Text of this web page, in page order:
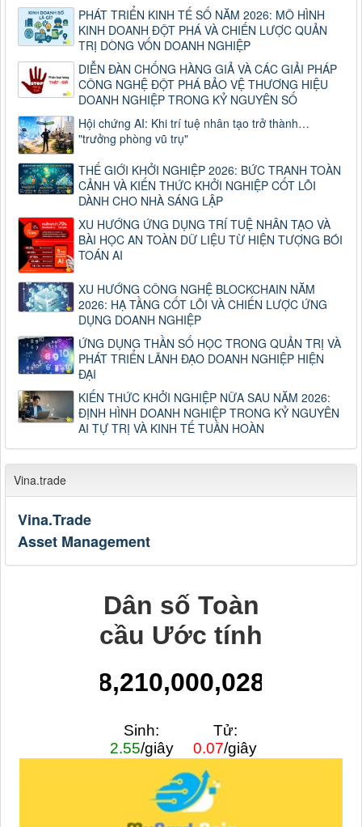
PHÁT TRIỂN KINH TẾ SỐ NĂM 2026: MÔ HÌNH
KINH DOANH ĐỘT PHÁ VÀ CHIẾN LƯỢC QUẢN
TRỊ DÒNG VỐN DOANH NGHIỆP
DIỄN ĐÀN CHỐNG HÀNG GIẢ VÀ CÁC GIẢI PHÁP
CÔNG NGHỆ ĐỘT PHÁ BẢO VỆ THƯƠNG HIỆU
DOANH NGHIỆP TRONG KỶ NGUYÊN SỐ
Hội chứng AI: Khi trí tuệ nhân tạo trở thành…
"trưởng phòng vũ trụ"
THẾ GIỚI KHỞI NGHIỆP 2026: BỨC TRANH TOÀN
CẢNH VÀ KIẾN THỨC KHỞI NGHIỆP CỐT LÕI
DÀNH CHO NHÀ SÁNG LẬP
XU HƯỚNG ỨNG DỤNG TRÍ TUỆ NHÂN TẠO VÀ
BÀI HỌC AN TOÀN DỮ LIỆU TỪ HIỆN TƯỢNG BÓI
TOÁN AI
XU HƯỚNG CÔNG NGHỆ BLOCKCHAIN NĂM
2026: HẠ TẦNG CỐT LÕI VÀ CHIẾN LƯỢC ỨNG
DỤNG DOANH NGHIỆP
ỨNG DỤNG THẦN SỐ HỌC TRONG QUẢN TRỊ VÀ
PHÁT TRIỂN LÃNH ĐẠO DOANH NGHIỆP HIỆN
ĐẠI
KIẾN THỨC KHỞI NGHIỆP NỮA SAU NĂM 2026:
ĐỊNH HÌNH DOANH NGHIỆP TRONG KỶ NGUYÊN
AI TỰ TRỊ VÀ KINH TẾ TUẦN HOÀN
Vina.trade
Vina.Trade
Asset Management